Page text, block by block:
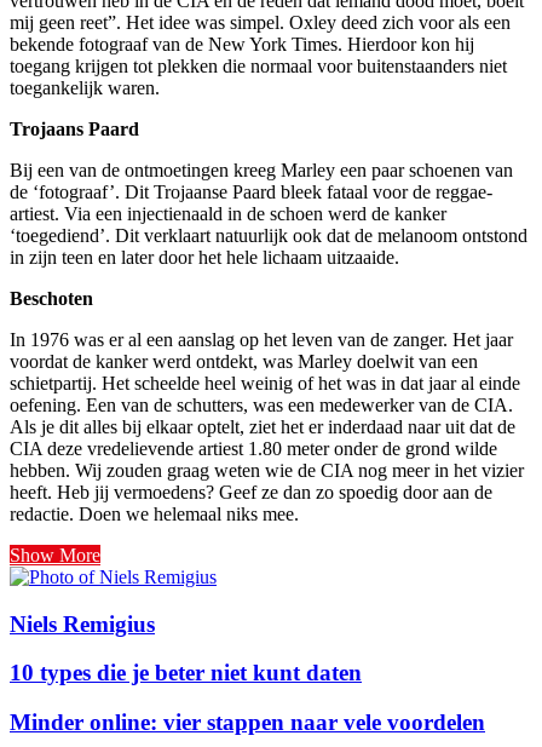
mij geen reet”. Het idee was simpel. Oxley deed zich voor als een
bekende fotograaf van de New York Times. Hierdoor kon hij
toegang krijgen tot plekken die normaal voor buitenstaanders niet
toegankelijk waren.
Trojaans Paard
Bij een van de ontmoetingen kreeg Marley een paar schoenen van
de ‘fotograaf’. Dit Trojaanse Paard bleek fataal voor de reggae-
artiest. Via een injectienaald in de schoen werd de kanker
‘toegediend’. Dit verklaart natuurlijk ook dat de melanoom ontstond
in zijn teen en later door het hele lichaam uitzaaide.
Beschoten
In 1976 was er al een aanslag op het leven van de zanger. Het jaar
voordat de kanker werd ontdekt, was Marley doelwit van een
schietpartij. Het scheelde heel weinig of het was in dat jaar al einde
oefening. Een van de schutters, was een medewerker van de CIA.
Als je dit alles bij elkaar optelt, ziet het er inderdaad naar uit dat de
CIA deze vredelievende artiest 1.80 meter onder de grond wilde
hebben. Wij zouden graag weten wie de CIA nog meer in het vizier
heeft. Heb jij vermoedens? Geef ze dan zo spoedig door aan de
redactie. Doen we helemaal niks mee.
Show More
Niels Remigius
10 types die je beter niet kunt daten
Minder online: vier stappen naar vele voordelen